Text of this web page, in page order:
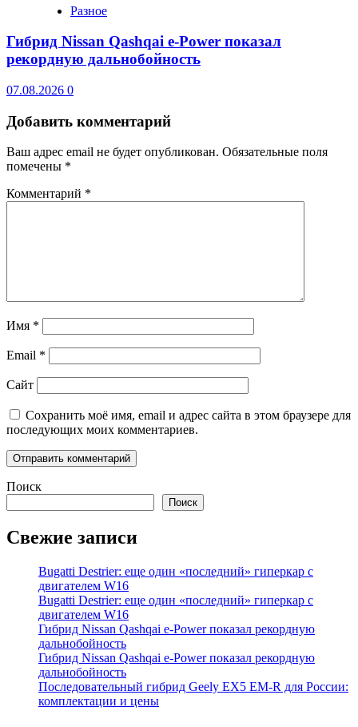
Разное
Гибрид Nissan Qashqai e-Power показал
рекордную дальнобойность
07.08.2026 0
Добавить комментарий
Ваш адрес email не будет опубликован. Обязательные поля
помечены *
Комментарий *
Имя *
Email *
Сайт
Сохранить моё имя, email и адрес сайта в этом браузере для
последующих моих комментариев.
Поиск
Поиск
Свежие записи
Bugatti Destrier: еще один «последний» гиперкар с
двигателем W16
Bugatti Destrier: еще один «последний» гиперкар с
двигателем W16
Гибрид Nissan Qashqai e-Power показал рекордную
дальнобойность
Гибрид Nissan Qashqai e-Power показал рекордную
дальнобойность
Последовательный гибрид Geely EX5 EM-R для России:
комплектации и цены